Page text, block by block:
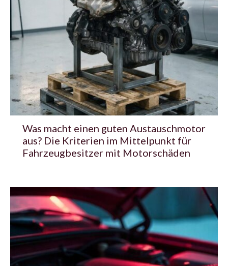
Was macht einen guten Austauschmotor
aus? Die Kriterien im Mittelpunkt für
Fahrzeugbesitzer mit Motorschäden